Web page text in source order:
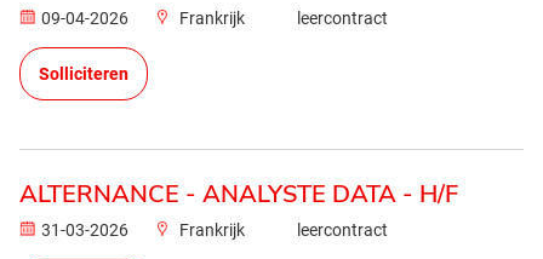
09-04-2026 Frankrijk leercontract
Solliciteren
ALTERNANCE - ANALYSTE DATA - H/F
31-03-2026 Frankrijk leercontract